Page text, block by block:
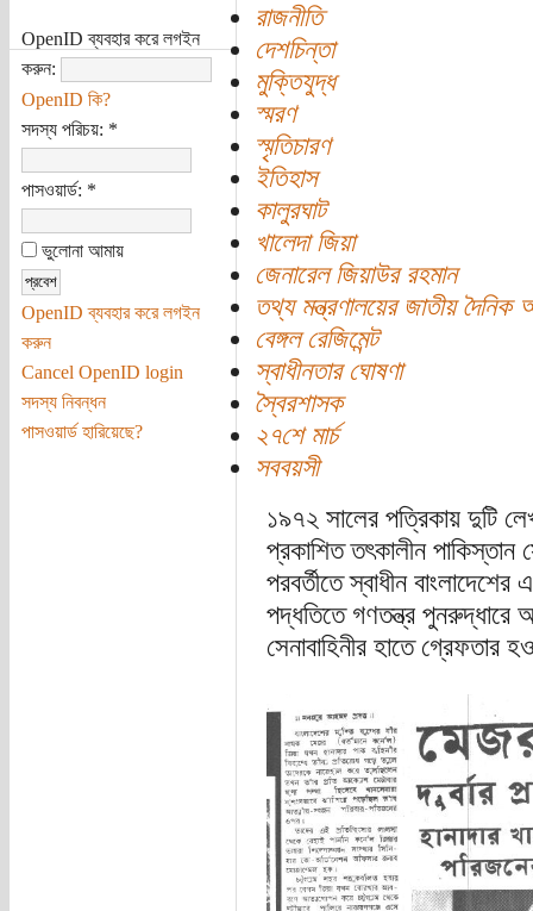
OpenID ব্যবহার করে লগইন
করুন:
OpenID কি?
সদস্য পরিচয়: *
পাসওয়ার্ড: *
ভুলোনা আমায়
OpenID ব্যবহার করে লগইন
করুন
Cancel OpenID login
সদস্য নিবন্ধন
পাসওয়ার্ড হারিয়েছে?
রাজনীতি
দেশচিন্তা
মুক্তিযুদ্ধ
স্মরণ
স্মৃতিচারণ
ইতিহাস
কালুরঘাট
খালেদা জিয়া
জেনারেল জিয়াউর রহমান
তথ্য মন্ত্রণালয়ের জাতীয় দৈনিক
বেঙ্গল রেজিমেন্ট
স্বাধীনতার ঘোষণা
স্বৈরশাসক
২৭শে মার্চ
সববয়সী
১৯৭২ সালের পত্রিকায় দুটি
প্রকাশিত তৎকালীন পাকিস্তান
পরবর্তীতে স্বাধীন
পদ্ধতিতে গণতন্ত্র পুনরুদ্ধারে
সেনাবাহিনীর হাতে গ্রেফতার